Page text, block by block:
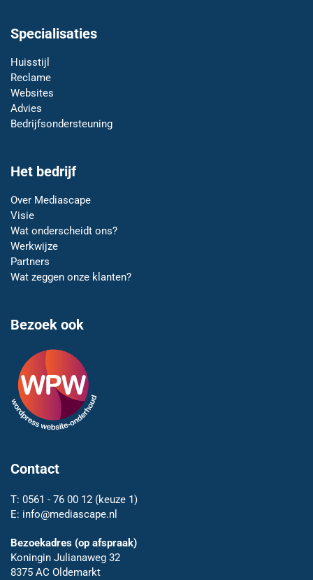
Specialisaties
Huisstijl
Reclame
Websites
Advies
Bedrijfsondersteuning
Het bedrijf
Over Mediascape
Visie
Wat onderscheidt ons?
Werkwijze
Partners
Wat zeggen onze klanten?
Bezoek ook
Contact
T: 0561 - 76 00 12 (keuze 1)
E: info@mediascape.nl
Bezoekadres (op afspraak)
Koningin Julianaweg 32
8375 AC Oldemarkt